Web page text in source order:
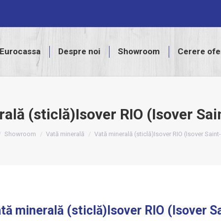
Eurocassa Despre noi Showroom Cerere
(sticlă)Isover RIO (Isover
here:
Showroom Vată minerală Vată minerală (sticlă)Isover RIO (Isover
minerală (sticlă)Isover RIO (Isover
Despre noi Showroom Cerere ofertă